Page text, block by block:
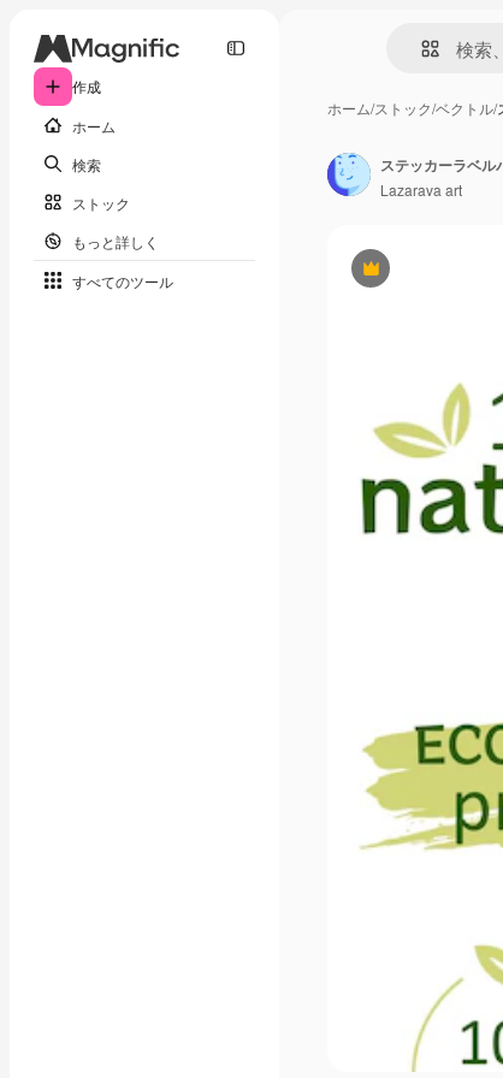
作成
ホーム
検索
ストック
もっと詳しく
すべてのツール
ホーム/ストック/ベクトル/
Premium
Lazarava art